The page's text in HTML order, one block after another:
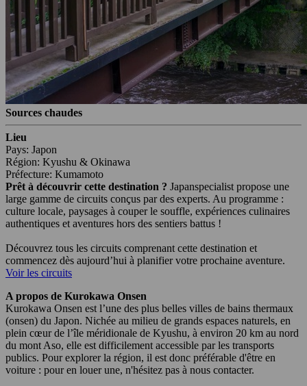
Sources chaudes
Lieu
Pays: Japon
Région: Kyushu & Okinawa
Préfecture: Kumamoto
Prêt à découvrir cette destination ? Japanspecialist propose une
large gamme de circuits conçus par des experts. Au programme :
culture locale, paysages à couper le souffle, expériences culinaires
authentiques et aventures hors des sentiers battus !
Découvrez tous les circuits comprenant cette destination et
commencez dès aujourd’hui à planifier votre prochaine aventure.
Voir les circuits
A propos de Kurokawa Onsen
Kurokawa Onsen est l’une des plus belles villes de bains thermaux
(onsen) du Japon. Nichée au milieu de grands espaces naturels, en
plein cœur de l’île méridionale de Kyushu, à environ 20 km au nord
du mont Aso, elle est difficilement accessible par les transports
publics. Pour explorer la région, il est donc préférable d'être en
voiture : pour en louer une, n'hésitez pas à nous contacter.